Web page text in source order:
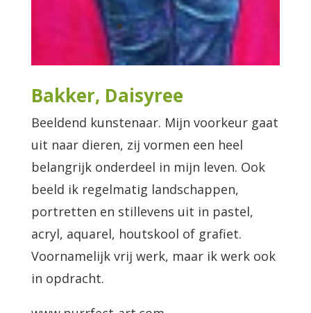
Bakker, Daisyree
Beeldend kunstenaar. Mijn voorkeur gaat
uit naar dieren, zij vormen een heel
belangrijk onderdeel in mijn leven. Ook
beeld ik regelmatig landschappen,
portretten en stillevens uit in pastel,
acryl, aquarel, houtskool of grafiet.
Voornamelijk vrij werk, maar ik werk ook
in opdracht.